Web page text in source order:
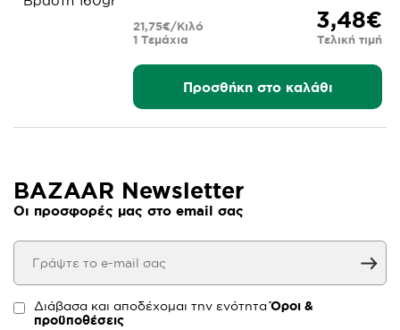
3,48€
Τελική τιμή
1 Τεμάχια
21,75€/Κιλό
Προσθήκη στο καλάθι
BAZAAR Newsletter
Οι προσφορές μας στο email σας
Διάβασα και αποδέχομαι την ενότηταΌροι &
προϋποθέσεις